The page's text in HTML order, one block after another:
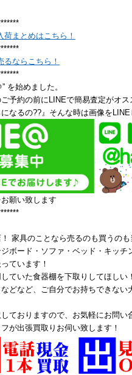
まとめはこちら！
るならこちら！
を始めました。
予約の前にLINEで簡易査定がオス
なるの??』そんな時は画像をLINE
願い致します
家具のことなら売るのも買うのも
ボード・ソファ・ベッド・キッチ
ています！
ていた食器棚を下取りしてほしい
どなど、ご自分でお持ちできない
ておりますので、お気軽にお問い
が出張買取りお伺い致します！